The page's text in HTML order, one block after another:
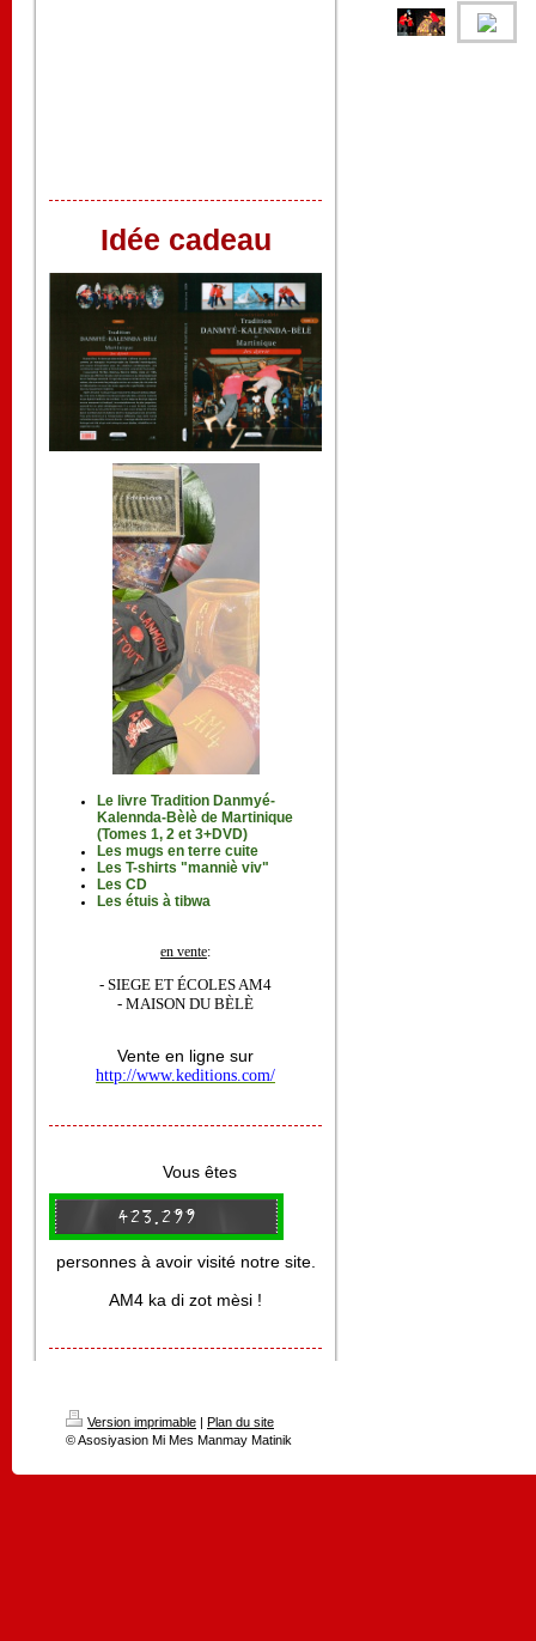
Idée cadeau
Le livre Tradition Danmyé-
Kalennda-Bèlè de Martinique
(Tomes 1, 2 et 3+DVD)
Les mugs en terre cuite
Les T-shirts "manniè viv"
Les CD
Les étuis à tibwa
en vente:
- SIEGE ET ÉCOLES AM4
- MAISON DU BÈLÈ
Vente en ligne sur
http://www.keditions.com/
Vous êtes
personnes à avoir visité notre site.
AM4 ka di zot mèsi !
Version imprimable | Plan du site
© Asosiyasion Mi Mes Manmay Matinik